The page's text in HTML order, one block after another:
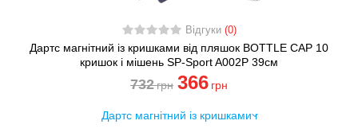
Відгуки (0)
Дартс магнітний із кришками від пляшок BOTTLE CAP 10
кришок і мішень SP-Sport A002P 39см
732грн 366 грн